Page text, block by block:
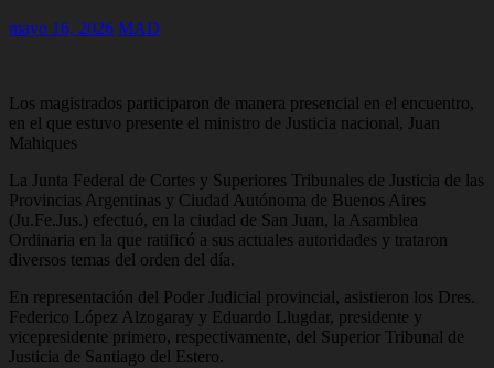
mayo 16, 2026 MAD
Los magistrados participaron de manera presencial en el encuentro,
en el que estuvo presente el ministro de Justicia nacional, Juan
Mahiques
La Junta Federal de Cortes y Superiores Tribunales de Justicia de las
Provincias Argentinas y Ciudad Autónoma de Buenos Aires
(Ju.Fe.Jus.) efectuó, en la ciudad de San Juan, la Asamblea
Ordinaria en la que ratificó a sus actuales autoridades y trataron
diversos temas del orden del día.
En representación del Poder Judicial provincial, asistieron los Dres.
Federico López Alzogaray y Eduardo Llugdar, presidente y
vicepresidente primero, respectivamente, del Superior Tribunal de
Justicia de Santiago del Estero.